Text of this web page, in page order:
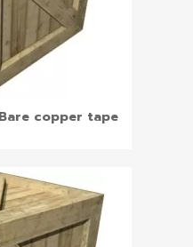
copper tape